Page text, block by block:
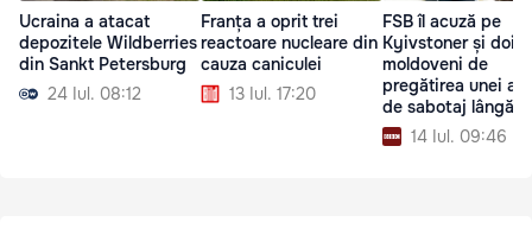
Ucraina a atacat
depozitele Wildberries
din Sankt Petersburg
24 Iul. 08:12
Franța a oprit trei
reactoare nucleare din
cauza caniculei
13 Iul. 17:20
FSB îl acuză pe
Kyivstoner și doi
moldoveni de
pregătirea unei
de sabotaj lângă
Moscova
14 Iul. 09:46